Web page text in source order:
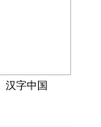
汉字中国